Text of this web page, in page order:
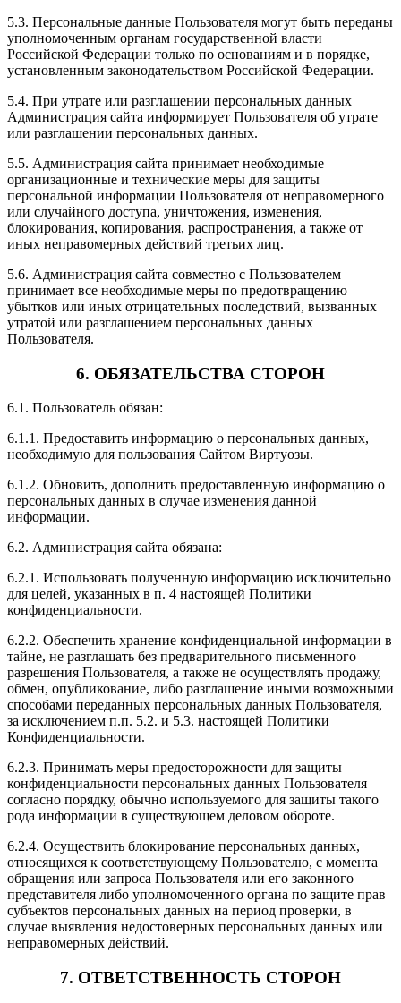
5.3. Персональные данные Пользователя могут быть переданы
уполномоченным органам государственной власти
Российской Федерации только по основаниям и в порядке,
установленным законодательством Российской Федерации.
5.4. При утрате или разглашении персональных данных
Администрация сайта информирует Пользователя об утрате
или разглашении персональных данных.
5.5. Администрация сайта принимает необходимые
организационные и технические меры для защиты
персональной информации Пользователя от неправомерного
или случайного доступа, уничтожения, изменения,
блокирования, копирования, распространения, а также от
иных неправомерных действий третьих лиц.
5.6. Администрация сайта совместно с Пользователем
принимает все необходимые меры по предотвращению
убытков или иных отрицательных последствий, вызванных
утратой или разглашением персональных данных
Пользователя.
6. ОБЯЗАТЕЛЬСТВА СТОРОН
6.1. Пользователь обязан:
6.1.1. Предоставить информацию о персональных данных,
необходимую для пользования Сайтом Виртуозы.
6.1.2. Обновить, дополнить предоставленную информацию о
персональных данных в случае изменения данной
информации.
6.2. Администрация сайта обязана:
6.2.1. Использовать полученную информацию исключительно
для целей, указанных в п. 4 настоящей Политики
конфиденциальности.
6.2.2. Обеспечить хранение конфиденциальной информации в
тайне, не разглашать без предварительного письменного
разрешения Пользователя, а также не осуществлять продажу,
обмен, опубликование, либо разглашение иными возможными
способами переданных персональных данных Пользователя,
за исключением п.п. 5.2. и 5.3. настоящей Политики
Конфиденциальности.
6.2.3. Принимать меры предосторожности для защиты
конфиденциальности персональных данных Пользователя
согласно порядку, обычно используемого для защиты такого
рода информации в существующем деловом обороте.
6.2.4. Осуществить блокирование персональных данных,
относящихся к соответствующему Пользователю, с момента
обращения или запроса Пользователя или его законного
представителя либо уполномоченного органа по защите прав
субъектов персональных данных на период проверки, в
случае выявления недостоверных персональных данных или
неправомерных действий.
7. ОТВЕТСТВЕННОСТЬ СТОРОН